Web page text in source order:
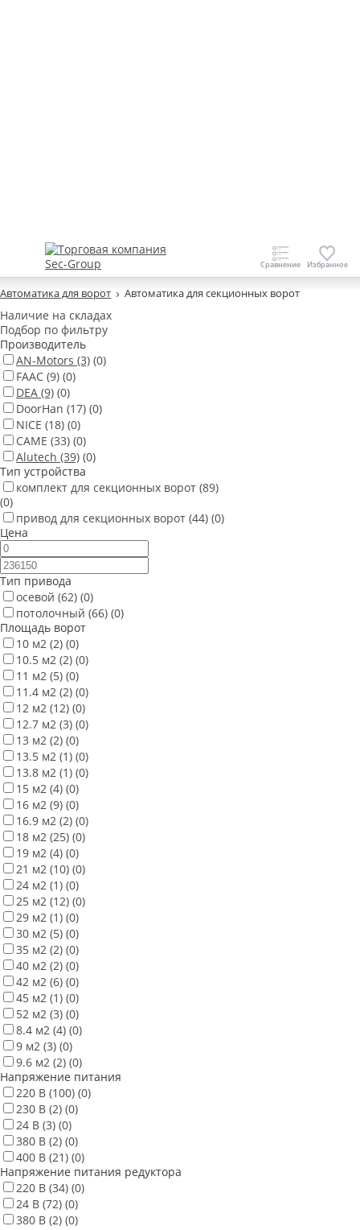
Автоматика для ворот Автоматика для секционных ворот
Наличие на складах
Подбор по фильтру
Производитель
AN-Motors (3) (0)
FAAC (9) (0)
DEA (9) (0)
DoorHan (17) (0)
NICE (18) (0)
CAME (33) (0)
Alutech (39) (0)
Тип устройства
комплект для секционных ворот (89)
(0)
привод для секционных ворот (44) (0)
Цена
Тип привода
осевой (62) (0)
потолочный (66) (0)
Площадь ворот
10 м2 (2) (0)
10.5 м2 (2) (0)
11 м2 (5) (0)
11.4 м2 (2) (0)
12 м2 (12) (0)
12.7 м2 (3) (0)
13 м2 (2) (0)
13.5 м2 (1) (0)
13.8 м2 (1) (0)
15 м2 (4) (0)
16 м2 (9) (0)
16.9 м2 (2) (0)
18 м2 (25) (0)
19 м2 (4) (0)
21 м2 (10) (0)
24 м2 (1) (0)
25 м2 (12) (0)
29 м2 (1) (0)
30 м2 (5) (0)
35 м2 (2) (0)
40 м2 (2) (0)
42 м2 (6) (0)
45 м2 (1) (0)
52 м2 (3) (0)
8.4 м2 (4) (0)
9 м2 (3) (0)
9.6 м2 (2) (0)
Напряжение питания
220 В (100) (0)
230 В (2) (0)
24 В (3) (0)
380 В (2) (0)
400 В (21) (0)
Напряжение питания редуктора
220 В (34) (0)
24 В (72) (0)
380 В (2) (0)